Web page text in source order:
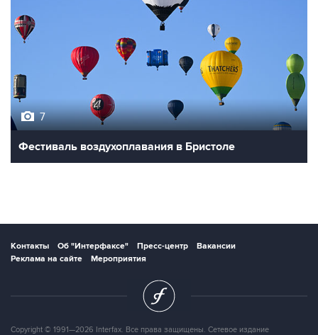
7
Фестиваль воздухоплавания в Бристоле
Контакты Об "Интерфаксе" Пресс-центр
Вакансии
Реклама на сайте
Мероприятия
Copyright © 1991—2026 Interfax. Все права защищены. Сетевое издание